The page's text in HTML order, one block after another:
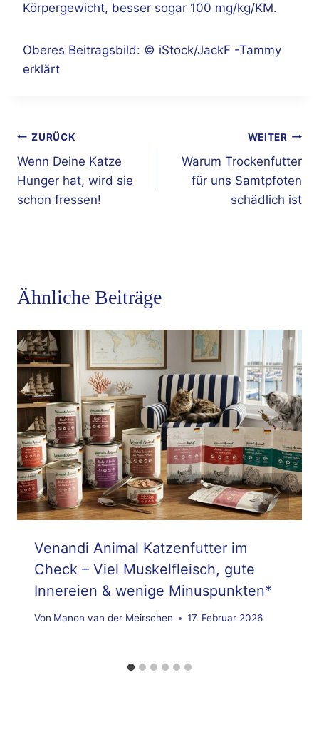
Körpergewicht, besser sogar 100 mg/kg/KM.
Oberes Beitragsbild: © iStock/JackF -Tammy
erklärt
Beitragsnavigation
ZURÜCK
Wenn Deine Katze
Hunger hat, wird sie
schon fressen!
WEITER
Warum Trockenfutter
für uns Samtpfoten
schädlich ist
Ähnliche Beiträge
Venandi Animal Katzenfutter im
Check – Viel Muskelfleisch, gute
Innereien & wenige Minuspunkten*
Von Manon van der Meirschen 17. Februar 2026